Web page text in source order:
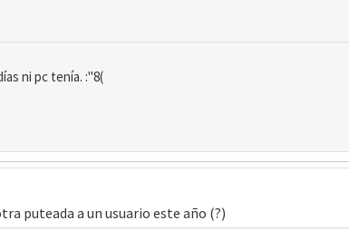
ni pc tenía. :"8(
puteada a un usuario este año (?)